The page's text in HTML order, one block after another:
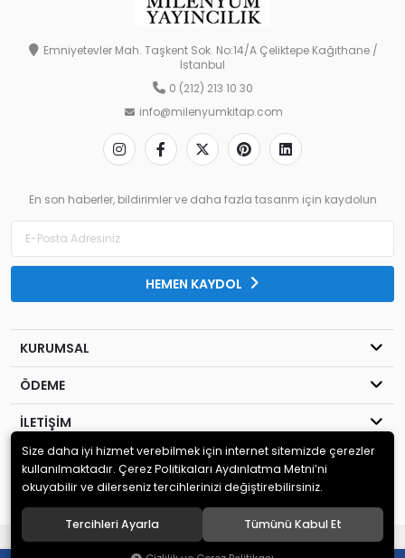
Emniyetevler Mah. Taşkent Sok. No:14/A Çeliktepe Kağıthane /
İstanbul
0 (212) 213 10 30
info@milenyumkitap.com
En son haberler, bildirimler ve daha fazla tasarım için kaydolun
HEMEN KAYDOL
KURUMSAL
ÖDEME
İLETİŞİM
© 2020MİLENYUM YAYINCILIK. Tüm hakları saklıdır.
Yeni Nesil E-Ticaret Sistemleri ile Hazırlanmıştır.
Size daha iyi hizmet verebilmek için internet sitemizde çerezler
kullanılmaktadır. Çerez Politikaları Aydınlatma Metni’ni
okuyabilir ve dilerseniz tercihlerinizi değiştirebilirsiniz.
Tercihleri Ayarla Tümünü Kabul Et